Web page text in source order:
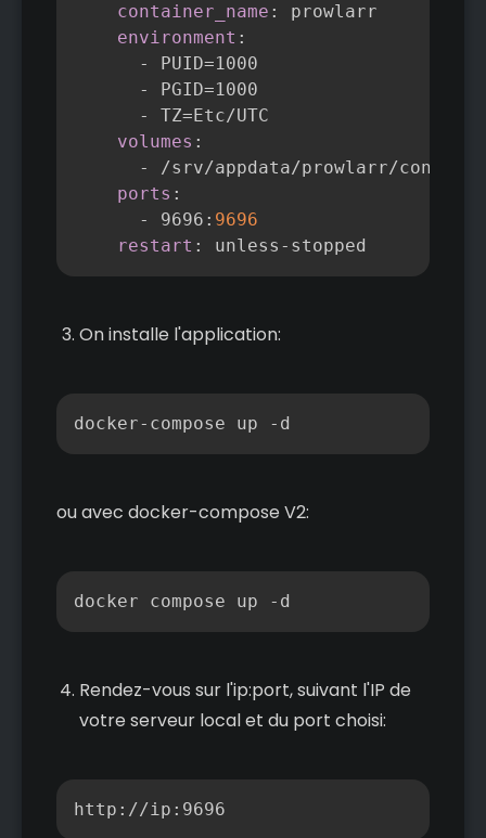
container_name :
prowlarr
environment :
-
PUID=1000
-
PGID=1000
-
TZ=Etc/UTC
volumes :
-
/srv/appdata/prowlarr/config
ports :
-
9696 : 9696
restart : unless - stopped
On installe l'application:
docker-compose up -d
ou avec docker-compose V2:
docker compose up -d
Rendez-vous sur l'ip:port, suivant l'IP de
votre serveur local et du port choisi:
http://ip:9696